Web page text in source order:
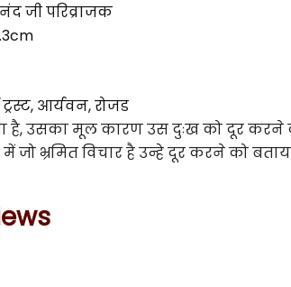
जी परिव्राजक
आर्यवन, रोजड
है, उसका मूल कारण उस दुःख को दूर करने
में जो भ्रमित विचार है उन्हे दूर करने को